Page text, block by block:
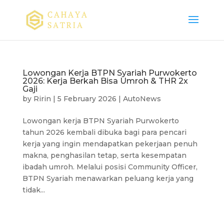
Lowongan Kerja BTPN Syariah Purwokerto
2026: Kerja Berkah Bisa Umroh & THR 2x
Gaji
by Ririn | 5 February 2026 | AutoNews
Lowongan kerja BTPN Syariah Purwokerto
tahun 2026 kembali dibuka bagi para pencari
kerja yang ingin mendapatkan pekerjaan penuh
makna, penghasilan tetap, serta kesempatan
ibadah umroh. Melalui posisi Community Officer,
BTPN Syariah menawarkan peluang kerja yang
tidak...